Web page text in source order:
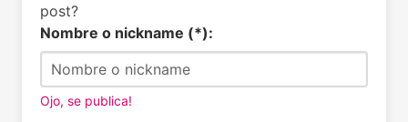
post?
Nombre o nickname (*):
Ojo, se publica!